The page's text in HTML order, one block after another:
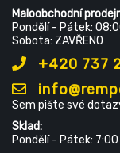
Maloobchodní
Pondělí - Pátek:
Sobota: ZAVŘENO
+420 737
Sem pište své
Sklad:
Pondělí - Pátek: